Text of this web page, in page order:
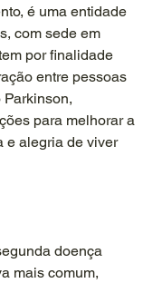
é uma entidade
com sede em
por finalidade
entre pessoas
para melhorar a
e alegria de viver
doença
mais comum,